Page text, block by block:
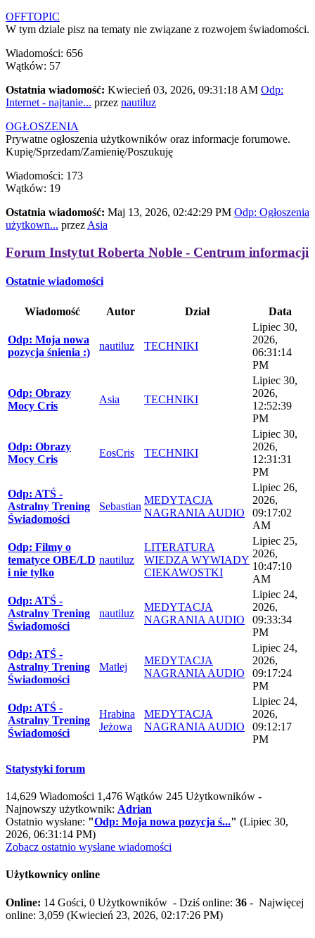
OFFTOPIC
W tym dziale pisz na tematy nie związane z rozwojem świadomości.
Wiadomości: 656
Wątków: 57
Ostatnia wiadomość: Kwiecień 03, 2026, 09:31:18 AM Odp:
Internet - najtanie... przez nautiluz
OGŁOSZENIA
Prywatne ogłoszenia użytkowników oraz informacje forumowe.
Kupię/Sprzedam/Zamienię/Poszukuję
Wiadomości: 173
Wątków: 19
Ostatnia wiadomość: Maj 13, 2026, 02:42:29 PM Odp: Ogłoszenia
użytkown... przez Asia
Forum Instytut Roberta Noble - Centrum informacji
Ostatnie wiadomości
Wiadomość Autor Dział Data
Odp: Moja nowa
pozycja śnienia :)
nautiluz TECHNIKI
Lipiec 30,
2026,
06:31:14
PM
Odp: Obrazy
Mocy Cris
Asia TECHNIKI
Lipiec 30,
2026,
12:52:39
PM
Odp: Obrazy
Mocy Cris
EosCris TECHNIKI
Lipiec 30,
2026,
12:31:31
PM
Odp: ATŚ -
Astralny Trening
Świadomości
Sebastian
MEDYTACJA
NAGRANIA AUDIO
Lipiec 26,
2026,
09:17:02
AM
Odp: Filmy o
tematyce OBE/LD
i nie tylko
nautiluz
LITERATURA
WIEDZA WYWIADY
CIEKAWOSTKI
Lipiec 25,
2026,
10:47:10
AM
Odp: ATŚ -
Astralny Trening
Świadomości
nautiluz
MEDYTACJA
NAGRANIA AUDIO
Lipiec 24,
2026,
09:33:34
PM
Odp: ATŚ -
Astralny Trening
Świadomości
Matlej
MEDYTACJA
NAGRANIA AUDIO
Lipiec 24,
2026,
09:17:24
PM
Odp: ATŚ -
Astralny Trening
Świadomości
Hrabina
Jeżowa
MEDYTACJA
NAGRANIA AUDIO
Lipiec 24,
2026,
09:12:17
PM
Statystyki forum
14,629 Wiadomości 1,476 Wątków 245 Użytkowników -
Najnowszy użytkownik: Adrian
Ostatnio wysłane: "Odp: Moja nowa pozycja ś..." (Lipiec 30,
2026, 06:31:14 PM)
Zobacz ostatnio wysłane wiadomości
Użytkownicy online
Online: 14 Gości, 0 Użytkowników - Dziś online: 36 - Najwięcej
online: 3,059 (Kwiecień 23, 2026, 02:17:26 PM)